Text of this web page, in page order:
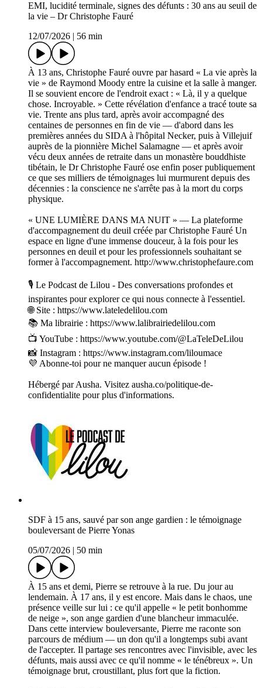
EMI, lucidité terminale, signes des défunts : 30 ans au seuil de
la vie – Dr Christophe Fauré
12/07/2026
56 min
À 13 ans, Christophe Fauré ouvre par hasard « La vie après la
vie » de Raymond Moody entre la cuisine et la salle à manger.
Il se souvient encore de l'endroit exact : « Là, il y a quelque
chose. Incroyable. » Cette révélation d'enfance a tracé toute sa
vie. Trente ans plus tard, après avoir accompagné des
centaines de personnes en fin de vie — d'abord dans les
premières années du SIDA à l'hôpital Necker, puis à Villejuif
auprès de la pionnière Michel Salamagne — et après avoir
vécu deux années de retraite dans un monastère bouddhiste
tibétain, le Dr Christophe Fauré ose enfin poser publiquement
ce que ses milliers de témoignages lui murmurent depuis des
décennies : la conscience ne s'arrête pas à la mort du corps
physique.
« UNE LUMIÈRE DANS MA NUIT » — La plateforme
d'accompagnement du deuil créée par Christophe Fauré Un
espace en ligne d'une immense douceur, à la fois pour les
personnes en deuil et pour les professionnels souhaitant se
former à l'accompagnement. http://www.christophefaure.com
🎙️ Le Podcast de Lilou - Des conversations profondes et
inspirantes pour explorer ce qui nous connecte à l'essentiel.
🌐 Site : https://www.lateledelilou.com
📚 Ma librairie : https://www.lalibrairiedelilou.com
📺 YouTube : https://www.youtube.com/@LaTeleDeLilou
📸 Instagram : https://www.instagram.com/liloumace
💜 Abonne-toi pour ne manquer aucun épisode !
Hébergé par Ausha. Visitez ausha.co/politique-de-
confidentialite pour plus d'informations.
SDF à 15 ans, sauvé par son ange gardien : le témoignage
bouleversant de Pierre Yonas
05/07/2026
50 min
À 15 ans et demi, Pierre se retrouve à la rue. Du jour au
lendemain. À 17 ans, il y est encore. Mais dans le chaos, une
présence veille sur lui : ce qu'il appelle « le petit bonhomme
de neige », son ange gardien d'une blancheur immaculée.
Dans cette interview bouleversante, Pierre me raconte son
parcours de médium — un don qu'il a longtemps subi avant
de l'accepter. Il partage ses rencontres avec l'invisible, avec les
défunts, mais aussi avec ce qu'il nomme « le ténébreux ». Un
témoignage brut, croustillant, plus fort que la fiction.